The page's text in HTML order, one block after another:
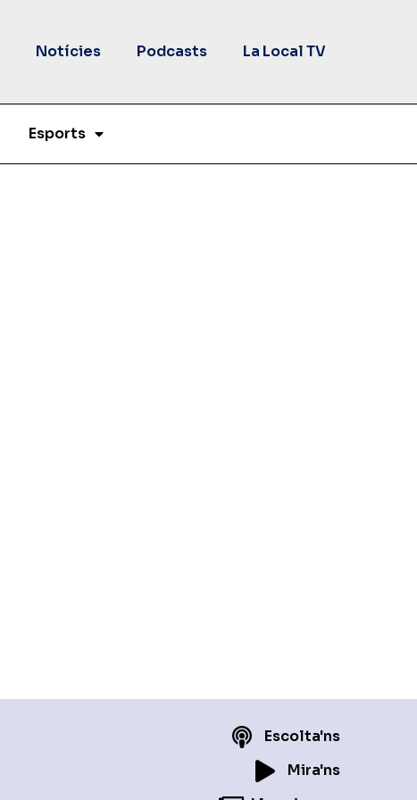
Notícies Podcasts La Local TV
Esports
Escolta'ns
Mira'ns